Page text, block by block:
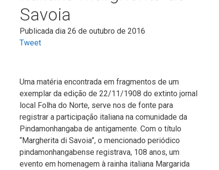
Savoia
Publicada dia 26 de outubro de 2016
Tweet
Uma matéria encontrada em fragmentos de um
exemplar da edição de 22/11/1908 do extinto jornal
local Folha do Norte, serve nos de fonte para
registrar a participação italiana na comunidade da
Pindamonhangaba de antigamente. Com o título
“Margherita di Savoia”, o mencionado periódico
pindamonhangabense registrava, 108 anos, um
evento em homenagem à rainha italiana Margarida